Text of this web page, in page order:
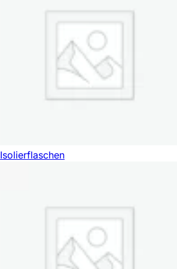
Isolierflaschen